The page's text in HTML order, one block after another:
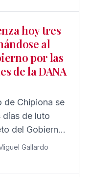
hoy tres
al
por las
de la DANA
de Chipiona se
días de luto
del Gobierno
de la
Gallardo